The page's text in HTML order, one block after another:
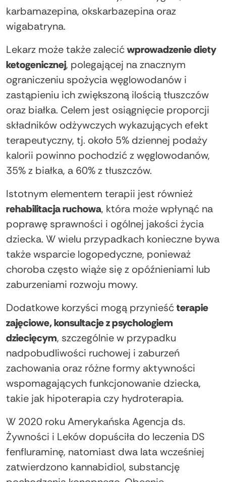
karbamazepina, okskarbazepina oraz
wigabatryna.
Lekarz może także zalecićwprowadzenie diety
ketogenicznej, polegającej na znacznym
ograniczeniu spożycia węglowodanów i
zastąpieniu ich zwiększoną ilością tłuszczów
oraz białka. Celem jest osiągnięcie proporcji
składników odżywczych wykazujących efekt
terapeutyczny, tj. około 5% dziennej podaży
kalorii powinno pochodzić z węglowodanów,
35% z białka, a 60% z tłuszczów.
Istotnym elementem terapii jest również
rehabilitacja ruchowa, która może wpłynąć na
poprawę sprawności i ogólnej jakości życia
dziecka. W wielu przypadkach konieczne bywa
także wsparcie logopedyczne, ponieważ
choroba często wiąże się z opóźnieniami lub
zaburzeniami rozwoju mowy.
Dodatkowe korzyści mogą przynieśćterapie
zajęciowe, konsultacje z psychologiem
dziecięcym, szczególnie w przypadku
nadpobudliwości ruchowej i zaburzeń
zachowania oraz różne formy aktywności
wspomagających funkcjonowanie dziecka,
takie jak hipoterapia czy hydroterapia.
W 2020 roku Amerykańska Agencja ds.
Żywności i Leków dopuściła do leczenia DS
fenfluraminę, natomiast dwa lata wcześniej
zatwierdzono kannabidiol, substancję